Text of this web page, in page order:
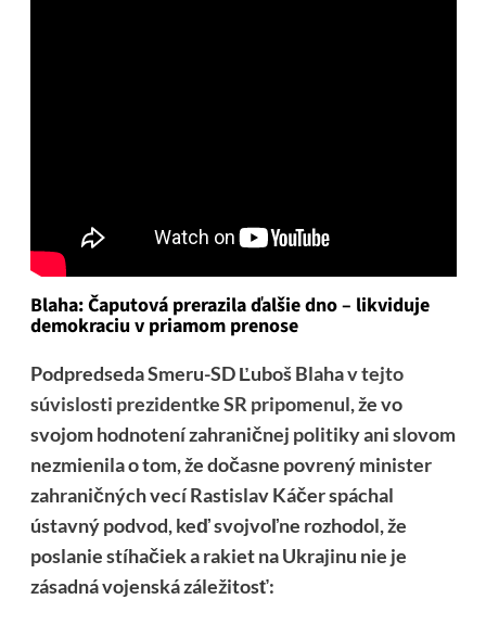
Blaha: Čaputová prerazila ďalšie dno – likviduje
demokraciu v priamom prenose
Podpredseda Smeru-SD Ľuboš Blahav tejto
súvislosti prezidentke SR pripomenul, že vo
svojom hodnotení zahraničnej politiky ani slovom
nezmienila o tom, že dočasne povrený minister
zahraničných vecí Rastislav Káčer spáchal
ústavný podvod, keď svojvoľne rozhodol, že
poslanie stíhačiek a rakiet na Ukrajinu nie je
zásadná vojenská záležitosť: